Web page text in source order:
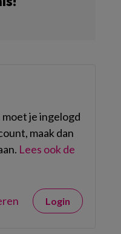
je ingelogd
maak dan
Lees ook de
Login